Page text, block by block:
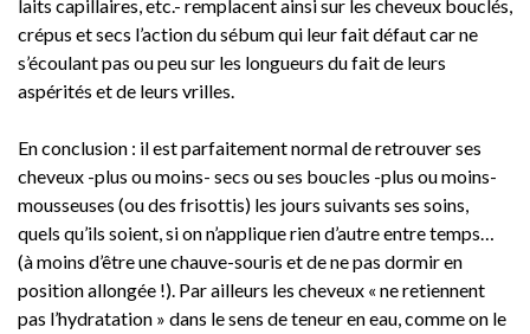
laits capillaires, etc.- remplacent ainsi sur les cheveux bouclés,
crépus et secs l’action du sébum qui leur fait défaut car ne
s’écoulant pas ou peu sur les longueurs du fait de leurs
aspérités et de leurs vrilles.
En conclusion : il est parfaitement normal de retrouver ses
cheveux -plus ou moins- secs ou ses boucles -plus ou moins-
mousseuses (ou des frisottis) les jours suivants ses soins,
quels qu’ils soient, si on n’applique rien d’autre entre temps…
(à moins d’être une chauve-souris et de ne pas dormir en
position allongée !). Par ailleurs les cheveux « ne retiennent
pas l’hydratation » dans le sens de teneur en eau, comme on le